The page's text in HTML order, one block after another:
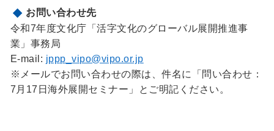
お問い合わせ先
令和7年度文化庁「活字文化のグローバル展開推進事
業」事務局
E-mail: jppp_vipo@vipo.or.jp
※メールでお問い合わせの際は、件名に「問い合わせ：
7月17日海外展開セミナー」とご明記ください。